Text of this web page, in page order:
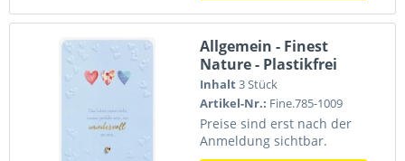
Allgemein - Finest
Nature - Plastikfrei
Inhalt3 Stück
Artikel-Nr.: Fine.785-1009
Preise sind erst nach der
Anmeldung sichtbar.